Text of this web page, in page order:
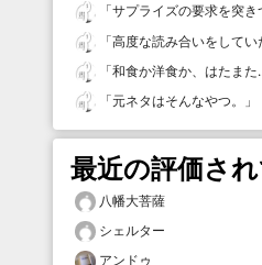
「サプライズの要求を突
「高度な読み合いをしてい
「和食か洋食か、はたま
「元ネタはそんなやつ。 」
最近の評価さ
八幡大菩薩
シェルター
アンドゥ